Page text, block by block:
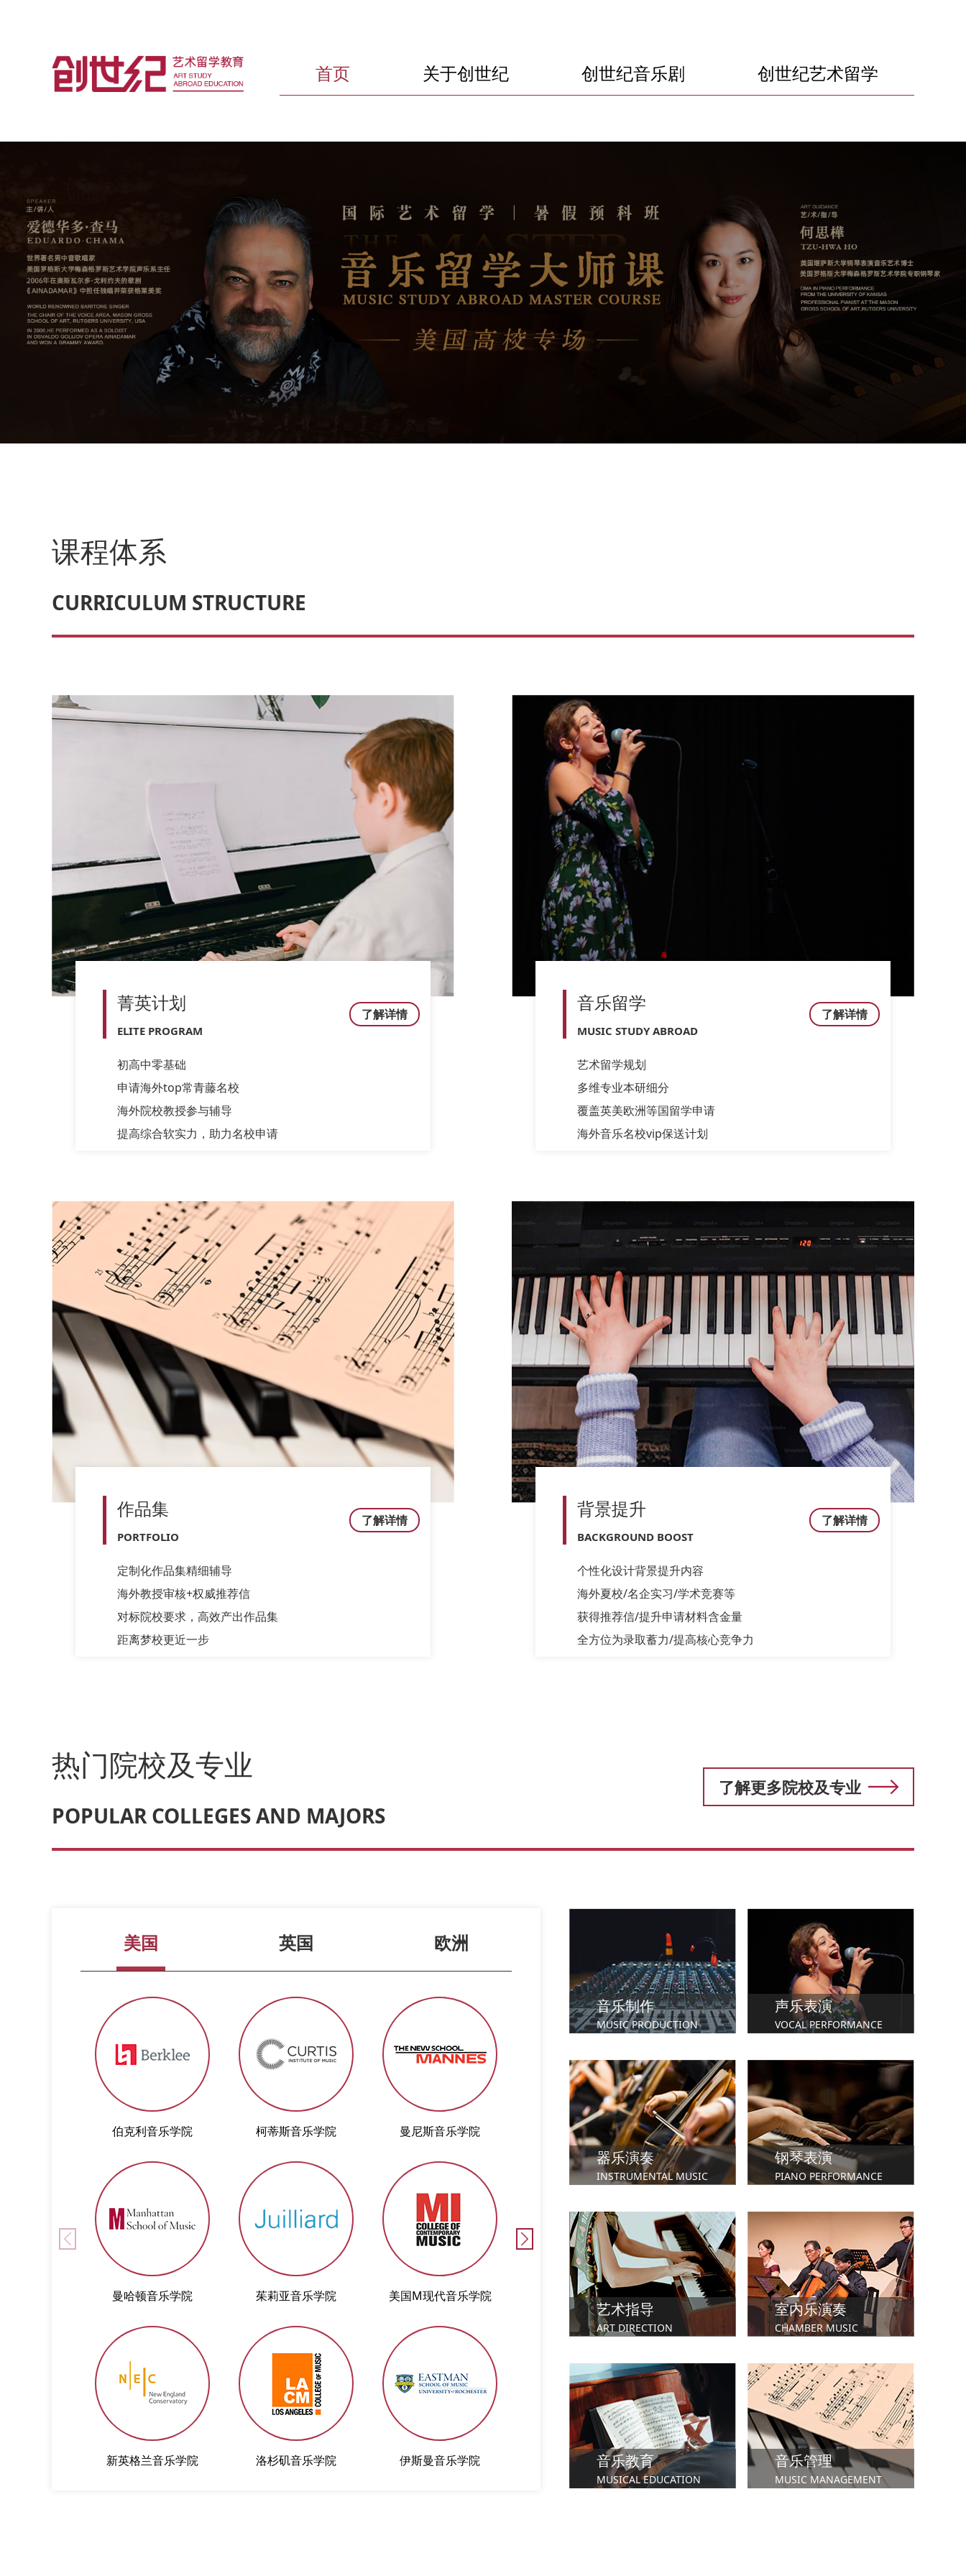
首页 关于创世纪 创世纪音乐剧 创世纪艺术留学
课程体系
CURRICULUM STRUCTURE
菁英计划
ELITE PROGRAM
了解详情
初高中零基础
申请海外top常青藤名校
海外院校教授参与辅导
提高综合软实力，助力名校申请
音乐留学
MUSIC STUDY ABROAD
了解详情
艺术留学规划
多维专业本研细分
覆盖英美欧洲等国留学申请
海外音乐名校vip保送计划
作品集
PORTFOLIO
了解详情
定制化作品集精细辅导
海外教授审核+权威推荐信
对标院校要求，高效产出作品集
距离梦校更近一步
背景提升
BACKGROUND BOOST
了解详情
个性化设计背景提升内容
海外夏校/名企实习/学术竞赛等
获得推荐信/提升申请材料含金量
全方位为录取蓄力/提高核心竞争力
热门院校及专业
POPULAR COLLEGES AND MAJORS
了解更多院校及专业
美国 英国 欧洲
伯克利音乐学院 柯蒂斯音乐学院 曼尼斯音乐学院
曼哈顿音乐学院 茱莉亚音乐学院 美国M现代音乐学院
新英格兰音乐学院 洛杉矶音乐学院 伊斯曼音乐学院
伦敦大学皇家音乐学院 英国皇家音乐学院 英国北方皇家音乐学院
苏格兰皇家音乐学院 市政厅音乐戏剧学院 英国利兹音乐学院
圣三一拉邦音乐舞蹈学院 伯明翰音乐学院 皇家威尔士音乐与戏剧学院
音乐制作
MUSIC PRODUCTION
声乐表演
VOCAL PERFORMANCE
器乐演奏
INSTRUMENTAL MUSIC
钢琴表演
PIANO PERFORMANCE
艺术指导
ART DIRECTION
室内乐演奏
CHAMBER MUSIC
音乐教育
MUSICAL EDUCATION
音乐管理
MUSIC MANAGEMENT